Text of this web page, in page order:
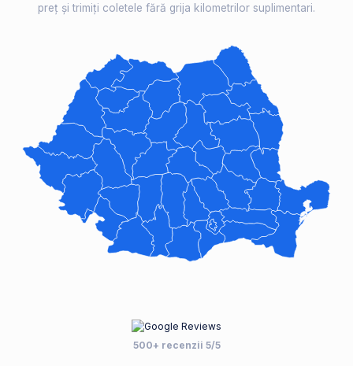
preț și trimiți coletele fără grija kilometrilor suplimentari.
500+ recenzii 5/5